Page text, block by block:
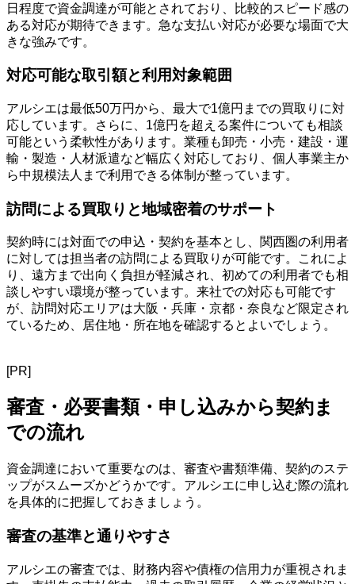
日程度で資金調達が可能とされており、比較的スピード感の
ある対応が期待できます。急な支払い対応が必要な場面で大
きな強みです。
対応可能な取引額と利用対象範囲
アルシエは最低50万円から、最大で1億円までの買取りに対
応しています。さらに、1億円を超える案件についても相談
可能という柔軟性があります。業種も卸売・小売・建設・運
輸・製造・人材派遣など幅広く対応しており、個人事業主か
ら中規模法人まで利用できる体制が整っています。
訪問による買取りと地域密着のサポート
契約時には対面での申込・契約を基本とし、関西圏の利用者
に対しては担当者の訪問による買取りが可能です。これによ
り、遠方まで出向く負担が軽減され、初めての利用者でも相
談しやすい環境が整っています。来社での対応も可能です
が、訪問対応エリアは大阪・兵庫・京都・奈良など限定され
ているため、居住地・所在地を確認するとよいでしょう。
[PR]
審査・必要書類・申し込みから契約ま
での流れ
資金調達において重要なのは、審査や書類準備、契約のステ
ップがスムーズかどうかです。アルシエに申し込む際の流れ
を具体的に把握しておきましょう。
審査の基準と通りやすさ
アルシエの審査では、財務内容や債権の信用力が重視されま